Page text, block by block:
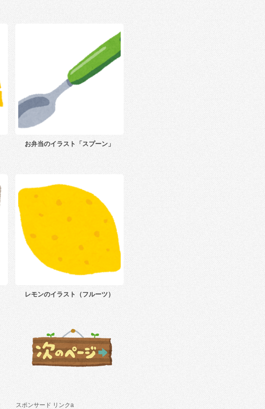
お弁当のイラスト「スプーン」
レモンのイラスト（フルーツ）
スポンサード リンクa